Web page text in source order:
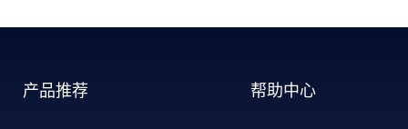
产品推荐 帮助中心